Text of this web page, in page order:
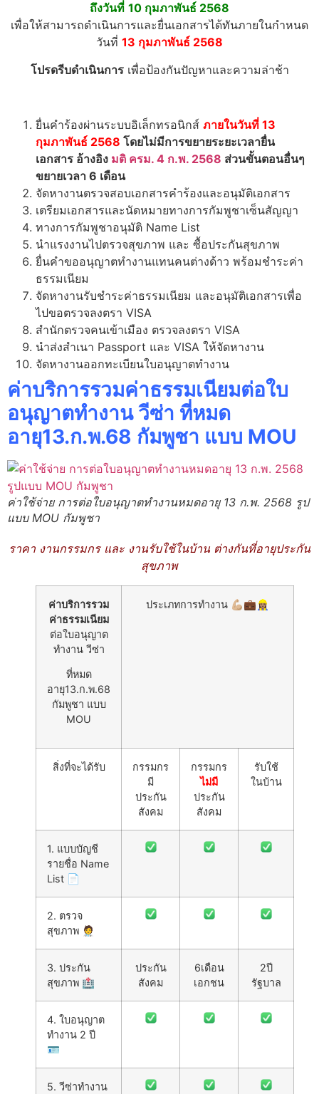
ถึงวันที่ 10 กุมภาพันธ์ 2568
เพื่อให้สามารถดำเนินการและยื่นเอกสารได้ทันภายในกำหนด
วันที่ 13 กุมภาพันธ์ 2568
โปรดรีบดำเนินการเพื่อป้องกันปัญหาและความล่าช้า
ยื่นคำร้องผ่านระบบอิเล็กทรอนิกส์ ภายในวันที่ 13
กุมภาพันธ์ 2568 โดยไม่มีการขยายระยะเวลายื่น
เอกสาร อ้างอิง มติ ครม. 4 ก.พ. 2568 ส่วนขั้นตอนอื่นๆ
ขยายเวลา 6 เดือน
จัดหางานตรวจสอบเอกสารคำร้องและอนุมัติเอกสาร
เตรียมเอกสารและนัดหมายทางการกัมพูชาเซ็นสัญญา
ทางการกัมพูชาอนุมัติ Name List
นำแรงงานไปตรวจสุขภาพ และ ซื้อประกันสุขภาพ
ยื่นคำขออนุญาตทำงานแทนคนต่างด้าว พร้อมชำระค่า
ธรรมเนียม
จัดหางานรับชำระค่าธรรมเนียม และอนุมัติเอกสารเพื่อ
ไปขอตรวจลงตรา VISA
สำนักตรวจคนเข้าเมือง ตรวจลงตรา VISA
นำส่งสำเนา Passport และ VISA ให้จัดหางาน
จัดหางานออกทะเบียนใบอนุญาตทำงาน
ค่าบริการรวมค่าธรรมเนียมต่อใบ
อนุญาตทำงาน วีซ่า ที่หมด
อายุ13.ก.พ.68 กัมพูชา แบบ MOU
ค่าใช้จ่าย การต่อใบอนุญาตทำงานหมดอายุ 13 ก.พ. 2568 รูป
แบบ MOU กัมพูชา
ราคา งานกรรมกร และ งานรับใช้ในบ้าน ต่างกันที่อายุประกัน
สุขภาพ
ค่าบริการรวม
ค่าธรรมเนียม
ต่อใบอนุญาต
ทำงาน วีซ่า
ที่หมด
อายุ13.ก.พ.68
กัมพูชา แบบ
MOU
ประเภทการทำงาน 💪🏼💼👷🏽‍♀️
สิ่งที่จะได้รับ
กรรมกร
มี
ประกัน
สังคม
กรรมกร
ไม่มี
ประกัน
สังคม
รับใช้
ในบ้าน
1. แบบบัญชี
รายชื่อ Name
List 📄
2. ตรวจ
สุขภาพ 🧑‍⚕️
3. ประกัน
สุขภาพ 🏥
ประกัน
สังคม
6เดือน
เอกชน
2ปี
รัฐบาล
4. ใบอนุญาต
ทำงาน 2 ปี
🪪
5. วีซ่าทำงาน